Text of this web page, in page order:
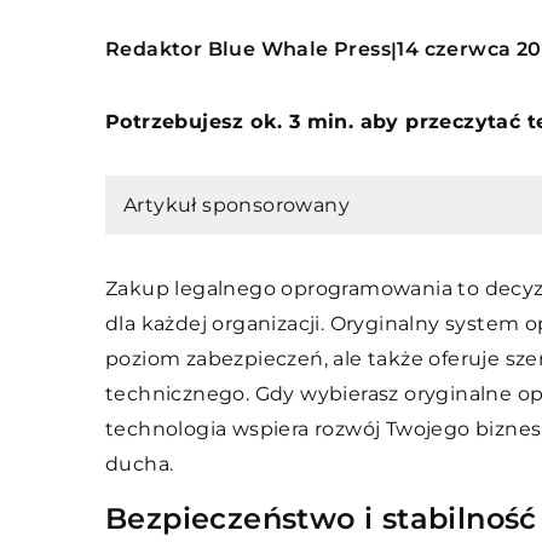
Redaktor Blue Whale Press|14 czerwca
Potrzebujesz ok. 3 min. aby przeczytać
Artykuł sponsorowany
Zakup legalnego oprogramowania to
dla każdej organizacji. Oryginalny system
poziom zabezpieczeń, ale także oferuje
technicznego. Gdy wybierasz oryginalne
technologia wspiera rozwój Twojego
ducha.
Bezpieczeństwo i